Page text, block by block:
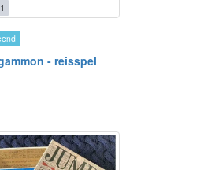
- reisspel